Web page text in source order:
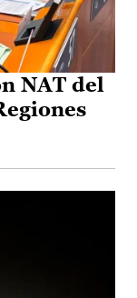
NAT del